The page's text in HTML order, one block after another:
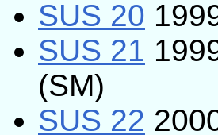
SUS 20
SUS 21
(SM)
SUS 22